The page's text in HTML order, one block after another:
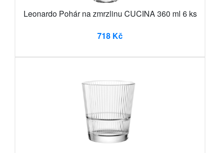
Leonardo Pohár na zmrzlinu CUCINA 360 ml 6 ks
718 Kč